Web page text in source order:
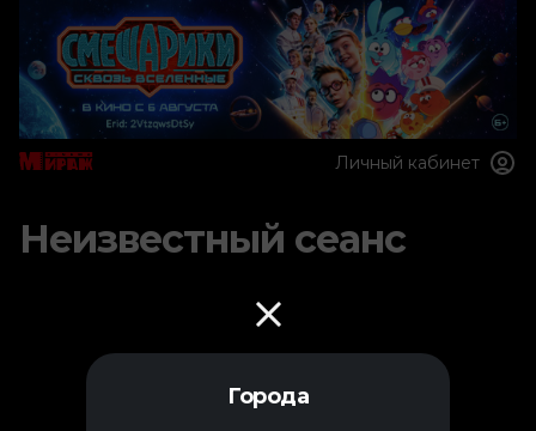
Города
Личный кабинет
Неизвестный сеанс